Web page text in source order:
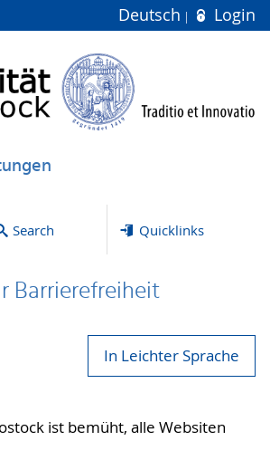
Deutsch Login
Search Quicklinks
Bar­ri­e­re­frei­heit
In Leichter Sprache
ist bemüht, alle Websiten